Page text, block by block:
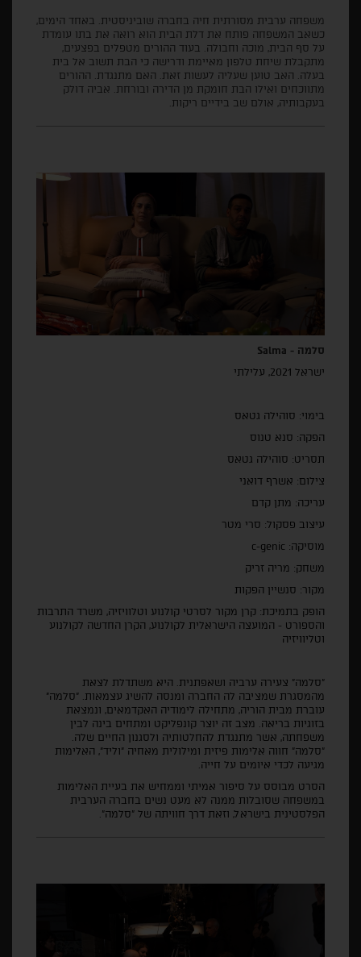
משפחה ערבית מסורתית חיה בחברה שוביניסטית. באחד הימים,
כשאב המשפחה פותח את דלת הבית הוא רואה את בתו עומדת
על סף הבית, מוכה וחבולה. בעוד ההורים מטפלים בפצעים,
מתקבלת שיחת טלפון מאיימת ודרישה כי הבת תשוב אל בית
בעלה. האב טוען שעליה לעשות זאת. האם מתנגדת. ההורים
מתווכחים ואילו הבת חומקת מן הדירה ובורחת. אביה דולק
בעקבותיה, אולם שב בידיים ריקות.
סלמה - Salma
ישראל 2021, עלילתי
בימוי: סוהילה גטאס
הפקה: סנא טנוס
תסריט: סוהילה גטאס
צילום: אשרף דואני
עריכה: מתן קדם
עיצוב פסקול: סרי מטר
מוסיקה: c-genic
משחק: מריה זריק
מקור: סנשיין הפקות
הופק בתמיכת: קרן מקור לסרטי קולנוע וטלוויזיה, משרד התרבות
והספורט - המועצה הישראלית לקולנוע, הקרן החדשה לקולנוע
וטליוויזיה
"סלמה" צעירה ערביה ושאפתנית. היא משתדלת לצאת
מהמסגרת שמציבה לה החברה ומנסה להשיג עצמאות. "סלמה"
עוברת מבית הוריה, מתחילה לימודיה האקדמאים, ונמצאת
בזוגיות בריאה. מצב זה יוצר קונפליקט ומתחים בינה לבין
משפחתה, אשר מתנגדת להחלטותיה ולסגנון החיים שלה.
"סלמה" חווה אלימות פיזית ומילולית מאחיה "וליד", האלימות
מגיעה לכדי איומים על חייה.
הסרט מבוסס על סיפור אמיתי וממחיש את בעיית האלימות
במשפחה שסובלות ממנה לא מעט נשים בחברה הערבית
הפלסטינית בישראל, וזאת דרך חוויתה של "סלמה".